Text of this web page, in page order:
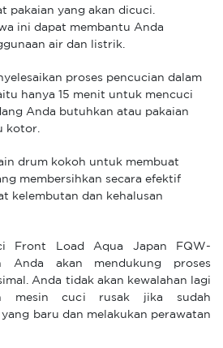
pakaian yang akan dicuci.
ini dapat membantu Anda
air dan listrik.
proses pencucian dalam
hanya 15 menit untuk mencuci
Anda butuhkan atau pakaian
kotor.
drum kokoh untuk membuat
membersihkan secara efektif
kelembutan dan kehalusan
Front Load Aqua Japan FQW-
Anda akan mendukung proses
Anda tidak akan kewalahan lagi
mesin cuci rusak jika sudah
baru dan melakukan perawatan